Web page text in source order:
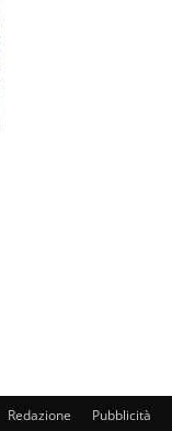
Redazione Pubblicità